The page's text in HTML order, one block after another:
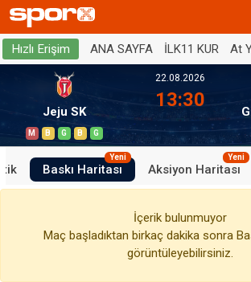
Hızlı Erişim ANA SAYFA İLK11 KUR At
Jeju SK
M B G B G
22.08.2026
13:30
Baskı Haritası
Yeni
Aksiyon Haritası
Yeni
İçerik bulunmuyor
Maç başladıktan birkaç dakika sonra
görüntüleyebilirsiniz.